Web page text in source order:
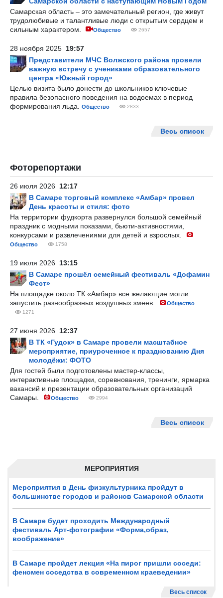
МЕРОПРИЯТИЯ
Мероприятия в День физкультурника пройдут в
большинстве городов и районов Самарской области
В Самаре будет проходить Международный
фестиваль Арт-фотографии «Форма,образ,
воображение»
В Самаре пройдет лекция «На пирог пришли соседи:
феномен соседства в современном краеведении»
Весь список
Самарская область – это замечательный регион, где живут
трудолюбивые и талантливые люди с открытым сердцем и
сильным характером.
Общество 2657
28 ноября 2025 19:57
Представители МЧС Волжского района провели
важную встречу с учениками образовательного
центра «Южный город»
Целью визита было донести до школьников ключевые
правила безопасного поведения на водоемах в период
формирования льда.
Общество 2833
Весь список
Фоторепортажи
26 июля 2026 12:17
В Самаре торговый комплекс «Амбар» провел
День красоты и стиля: фото
На территории фудкорта развернулся большой семейный
праздник с модными показами, бьюти-активностями,
конкурсами и развлечениями для детей и взрослых.
Общество 1758
19 июля 2026 13:15
В Самаре прошёл семейный фестиваль «Дофамин
Фест»
На площадке около ТК «Амбар» все желающие могли
запустить разнообразных воздушных змеев.
Общество
1271
27 июня 2026 12:37
В ТК «Гудок» в Самаре провели масштабное
мероприятие, приуроченное к празднованию Дня
молодёжи: ФОТО
Для гостей были подготовлены мастер-классы,
интерактивные площадки, соревнования, тренинги, ярмарка
вакансий и презентации образовательных организаций
Самары.
Общество 2994
Весь список